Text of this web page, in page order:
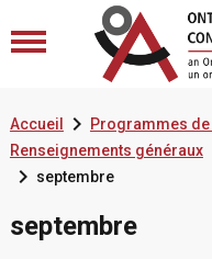
Accueil  Programmes
Renseignements généraux
 septembre
septembre